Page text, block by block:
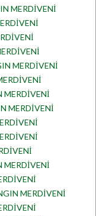
MERDİVENİ
MERDİVENİ
MERDİVENİ
MERDİVENİ
MERDİVENİ
MERDİVENİ